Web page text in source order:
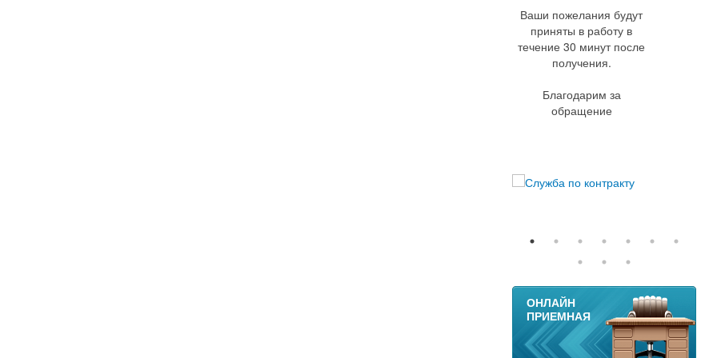
Ваши пожелания будут
приняты в работу в
течение 30 минут после
получения.
Благодарим за
обращение
11
ОНЛАЙН
ПРИЕМНАЯ